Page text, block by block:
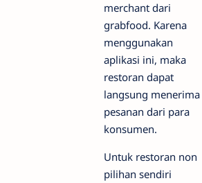
merchant dari
grabfood. Karena
menggunakan
aplikasi ini, maka
restoran dapat
langsung menerima
pesanan dari para
konsumen.
Untuk restoran non
pilihan sendiri